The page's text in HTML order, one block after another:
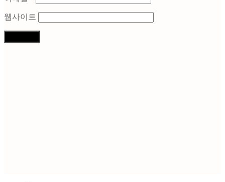
웹사이트